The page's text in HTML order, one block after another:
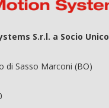
S.r.l. a Socio Unico
di Sasso Marconi (BO)